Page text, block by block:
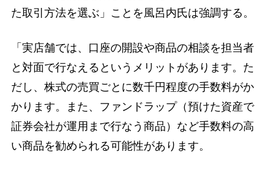
た取引方法を選ぶ」ことを風呂内氏は強調する。
「実店舗では、口座の開設や商品の相談を担当者
と対面で行なえるというメリットがあります。た
だし、株式の売買ごとに数千円程度の手数料がか
かります。また、ファンドラップ（預けた資産で
証券会社が運用まで行なう商品）など手数料の高
い商品を勧められる可能性があります。